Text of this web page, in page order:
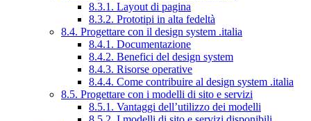
8.3.1. Layout di pagina
8.3.2. Prototipi in alta fedeltà
8.4. Progettare con il design system .italia
8.4.1. Documentazione
8.4.2. Benefici del design system
8.4.3. Risorse operative
8.4.4. Come contribuire al design system .italia
8.5. Progettare con i modelli di sito e servizi
8.5.1. Vantaggi dell’utilizzo dei modelli